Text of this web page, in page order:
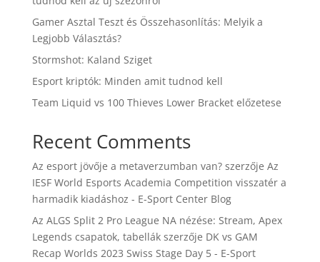
Gamer Asztal Teszt és Összehasonlítás: Melyik a
Legjobb Választás?
Stormshot: Kaland Sziget
Esport kriptók: Minden amit tudnod kell
Team Liquid vs 100 Thieves Lower Bracket előzetese
Recent Comments
Az esport jövője a metaverzumban van?szerzője Az
IESF World Esports Academia Competition visszatér a
harmadik kiadáshoz - E-Sport Center Blog
Az ALGS Split 2 Pro League NA nézése: Stream, Apex
Legends csapatok, tabellákszerzője DK vs GAM
Recap Worlds 2023 Swiss Stage Day 5 - E-Sport